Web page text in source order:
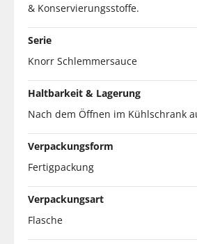
& Konservierungsstoffe.
Serie
Knorr Schlemmersauce
Haltbarkeit & Lagerung
Nach dem Öffnen im Kühlschrank
Verpackungsform
Fertigpackung
Verpackungsart
Flasche